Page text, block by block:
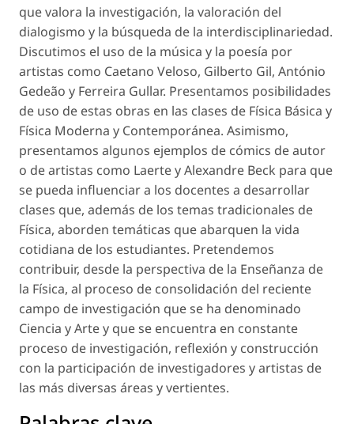
que valora la investigación, la valoración del
dialogismo y la búsqueda de la interdisciplinariedad.
Discutimos el uso de la música y la poesía por
artistas como Caetano Veloso, Gilberto Gil, António
Gedeão y Ferreira Gullar. Presentamos posibilidades
de uso de estas obras en las clases de Física Básica y
Física Moderna y Contemporánea. Asimismo,
presentamos algunos ejemplos de cómics de autor
o de artistas como Laerte y Alexandre Beck para que
se pueda influenciar a los docentes a desarrollar
clases que, además de los temas tradicionales de
Física, aborden temáticas que abarquen la vida
cotidiana de los estudiantes. Pretendemos
contribuir, desde la perspectiva de la Enseñanza de
la Física, al proceso de consolidación del reciente
campo de investigación que se ha denominado
Ciencia y Arte y que se encuentra en constante
proceso de investigación, reflexión y construcción
con la participación de investigadores y artistas de
las más diversas áreas y vertientes.